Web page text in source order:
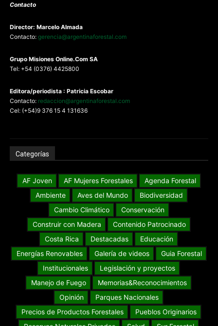
Contacto
Director: Marcelo Almada
Contacto: gerencia@argentinaforestal.com
Grupo Misiones Online.Com SA
Tel: +54 (0376) 4425800
Editora/periodista : Patricia Escobar
Contacto: redaccion@argentinaforestal.com
Cel: (+54)9 376 15 4 131636
Categorías
AF Joven AF Mujeres Forestales
Agenda Forestal
Ambiente
Aves del Mundo
Biodiversidad
Cambio Climático
Conservación
Construir con Madera
Contenido Patrocinado
Costa Rica
Destacadas
Educación
Energías Renovables
Galería de videos
Guia Forestal
Institucionales
Legislación y proyectos
Manejo de Fuego
Memorias&Reconocimientos
Opinión
Parques Nacionales
Precios de Productos Forestales
Pueblos Originarios